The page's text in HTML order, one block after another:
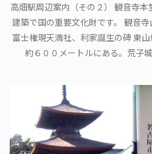
高畑駅周辺案内（その２） 観音寺
建築で国の重要文化財です。 観音寺
富士権現天満社、利家誕生の碑 東
約６００メートルにある。荒子